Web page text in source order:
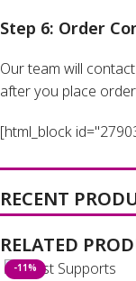
Step 6: Order
Our team will
after you place order
[html_block
RECENT
RELATED
-11%